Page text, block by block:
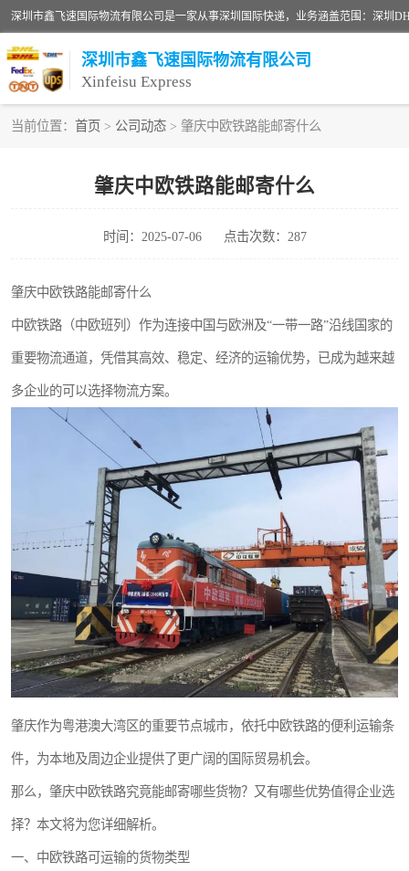
深圳市鑫飞速国际物流有限公司
Xinfeisu Express
当前位置： 首页 > 公司动态 > 肇庆中欧铁路能邮寄什么
肇庆中欧铁路能邮寄什么
时间：2025-07-06 点击次数：287
肇庆中欧铁路能邮寄什么
中欧铁路（中欧班列）作为连接中国与欧洲及“一带一路”沿线国家的
重要物流通道，凭借其高效、稳定、经济的运输优势，已成为越来越
多企业的可以选择物流方案。
肇庆作为粤港澳大湾区的重要节点城市，依托中欧铁路的便利运输条
件，为本地及周边企业提供了更广阔的国际贸易机会。
那么，肇庆中欧铁路究竟能邮寄哪些货物？又有哪些优势值得企业选
择？本文将为您详细解析。
一、中欧铁路可运输的货物类型
深圳DHL国际快递
UPS国际快递
深圳国际物流公司
DHL国际快递电话
新能源电池出口物流